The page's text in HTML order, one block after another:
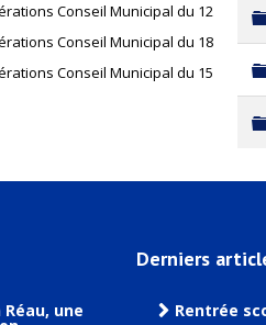
Conseil Municipal du 12 Février
Conseil Municipal du 18 mars
Conseil Municipal du 15 Avril
une
Derniers
Rentrée